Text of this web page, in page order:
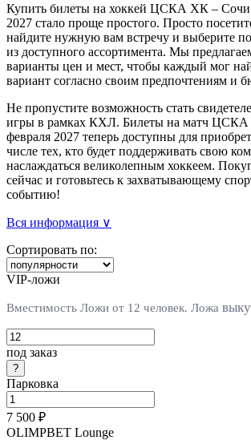
Купить билеты на хоккей ЦСКА ХК –
2027 стало проще простого. Просто
найдите нужную вам встречу и выберите
из доступного ассортимента. Мы
варианты цен и мест, чтобы каждый мог
вариант согласно своим предпочтениям и
Не пропустите возможность стать
игры в рамках КХЛ. Билеты на матч
февраля 2027 теперь доступны для
числе тех, кто будет поддерживать свою
наслаждаться великолепным хоккеем.
сейчас и готовьтесь к захватывающему
событию!
Вся информация ∨
Сортировать по:
VIP-ложи
Вместимость Ложи от 12 человек. Ложа
под заказ
Парковка
7 500 ₽
OLIMPBET Lounge